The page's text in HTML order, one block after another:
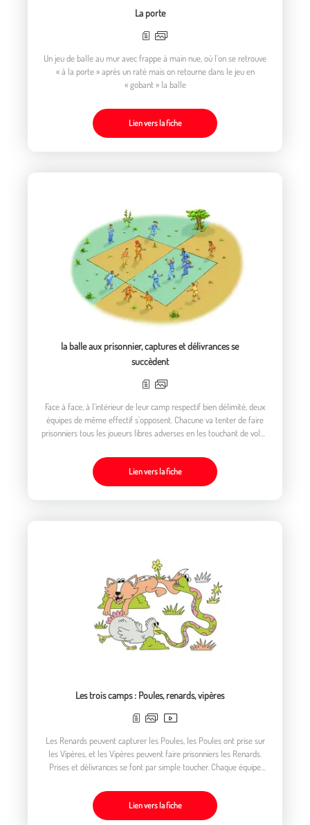
La porte
Un jeu de balle au mur avec frappe à main nue, où l’on se retrouve
« à la porte » après un raté mais on retourne dans le jeu en
« gobant » la balle
Lien vers la fiche
la balle aux prisonnier, captures et délivrances se
succèdent
Face à face, à l’intérieur de leur camp respectif bien délimité, deux
équipes de même effectif s'opposent. Chacune va tenter de faire
prisonniers tous les joueurs libres adverses en les touchant de volée
Lien vers la fiche
Les trois camps : Poules, renards, vipères
Les Renards peuvent capturer les Poules, les Poules ont prise sur
les Vipères, et les Vipères peuvent faire prisonniers les Renards.
Prises et délivrances se font par simple toucher. Chaque équipe
Lien vers la fiche